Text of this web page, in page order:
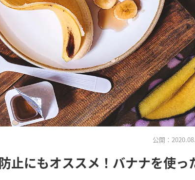
公開：
止にもオススメ！バナナを使っ